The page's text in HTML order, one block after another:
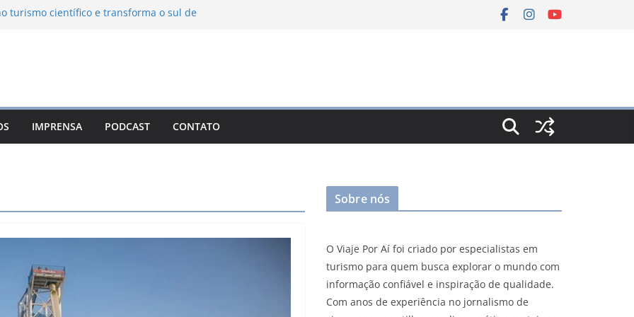
turismo científico e transforma o sul de
das serras brasileiras
Ambiental Immensità bate recorde de
Campos do Jordão
León: o Pueblo Mágico com ruas
e turismo à beira da represa
IMPRENSA PODCAST CONTATO
Sobre nós
O Viaje Por Aí foi criado por especialistas em
turismo para quem busca explorar o mundo com
informação confiável e inspiração de qualidade.
Com anos de experiência no jornalismo de